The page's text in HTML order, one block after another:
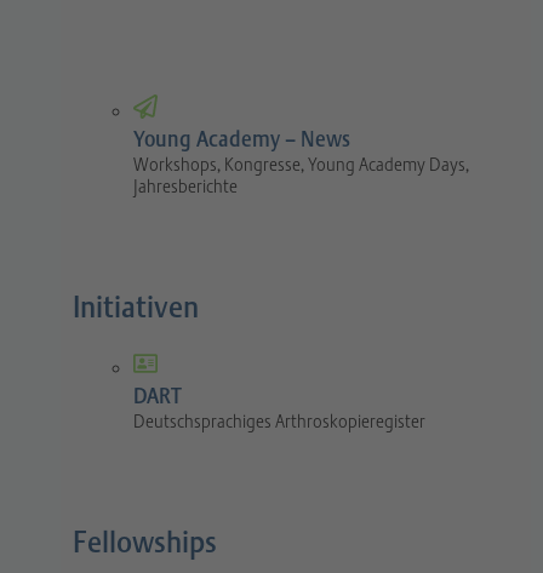
Young Academy – News
Workshops, Kongresse, Young Academy Days,
Jahresberichte
Initiativen
DART
Deutschsprachiges Arthroskopieregister
Fellowships